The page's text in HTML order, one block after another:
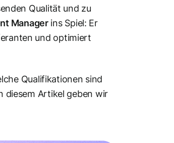
Qualität und zu
Managerins Spiel: Er
und optimiert
Qualifikationen sind
diesem Artikel geben wir